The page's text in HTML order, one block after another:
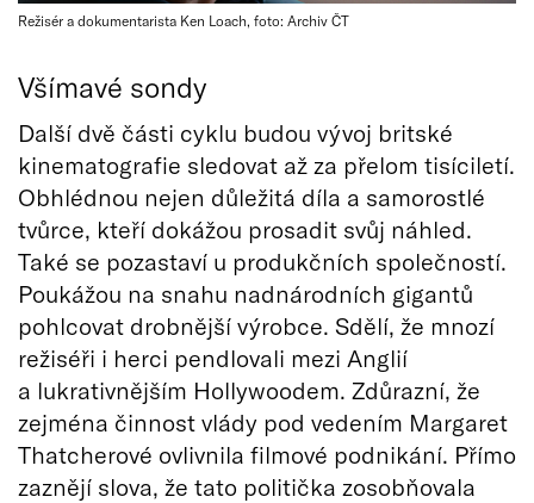
Režisér a dokumentarista Ken Loach, foto: Archiv ČT
Všímavé sondy
Další dvě části cyklu budou vývoj britské
kinematografie sledovat až za přelom tisíciletí.
Obhlédnou nejen důležitá díla a samorostlé
tvůrce, kteří dokážou prosadit svůj náhled.
Také se pozastaví u produkčních společností.
Poukážou na snahu nadnárodních gigantů
pohlcovat drobnější výrobce. Sdělí, že mnozí
režiséři i herci pendlovali mezi Anglií
a lukrativnějším Hollywoodem. Zdůrazní, že
zejména činnost vlády pod vedením Margaret
Thatcherové ovlivnila filmové podnikání. Přímo
zaznějí slova, že tato politička zosobňovala